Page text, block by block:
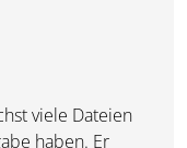
viele Dateien
haben. Er